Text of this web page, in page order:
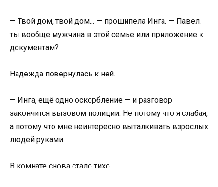
— Твой дом, твой дом… — прошипела Инга. — Павел,
ты вообще мужчина в этой семье или приложение к
документам?
Надежда повернулась к ней.
— Инга, ещё одно оскорбление — и разговор
закончится вызовом полиции. Не потому что я слабая,
а потому что мне неинтересно выталкивать взрослых
людей руками.
В комнате снова стало тихо.